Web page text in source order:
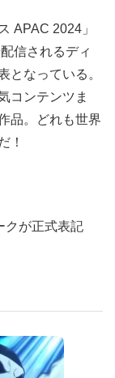
APAC 2024」
信されるディ
となっている。
コンテンツま
品。どれも世界
！
クが正式表記